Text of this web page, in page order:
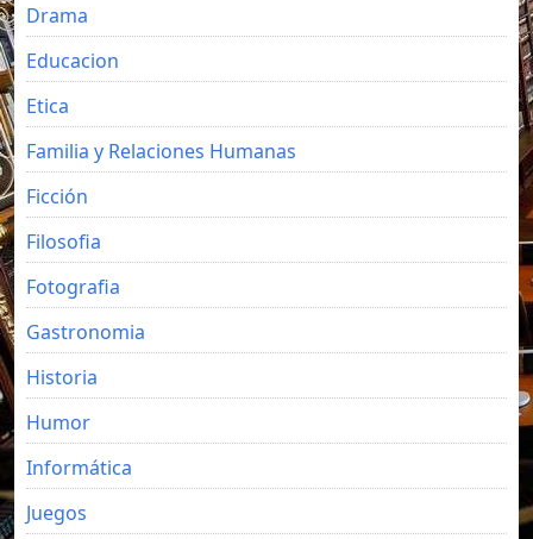
Drama
Educacion
Etica
Familia y Relaciones Humanas
Ficción
Filosofia
Fotografia
Gastronomia
Historia
Humor
Informática
Juegos